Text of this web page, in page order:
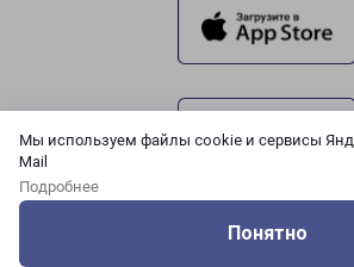
Мы используем файлы cookie и сервисы
Mail
Подробнее
Понятно